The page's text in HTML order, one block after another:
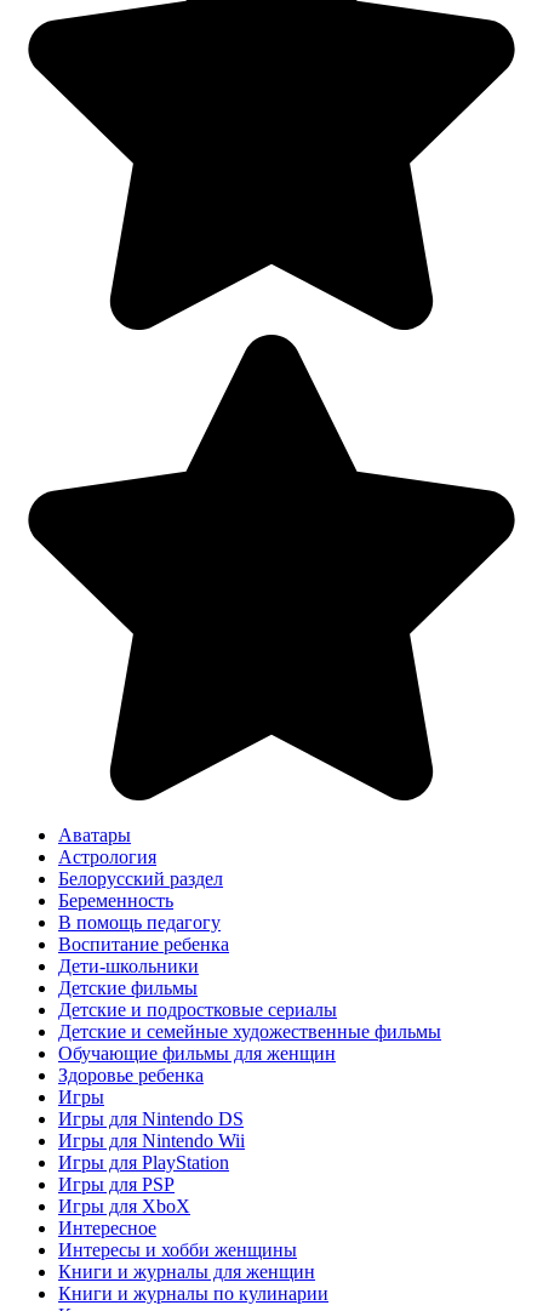
Аватары
Астрология
Белорусский раздел
Беременность
В помощь педагогу
Воспитание ребенка
Дети-школьники
Детские фильмы
Детские и подростковые сериалы
Детские и семейные художественные фильмы
Обучающие фильмы для женщин
Здоровье ребенка
Игры
Игры для Nintendo DS
Игры для Nintendo Wii
Игры для PlayStation
Игры для PSP
Игры для XboX
Интересное
Интересы и хобби женщины
Книги и журналы для женщин
Книги и журналы по кулинарии